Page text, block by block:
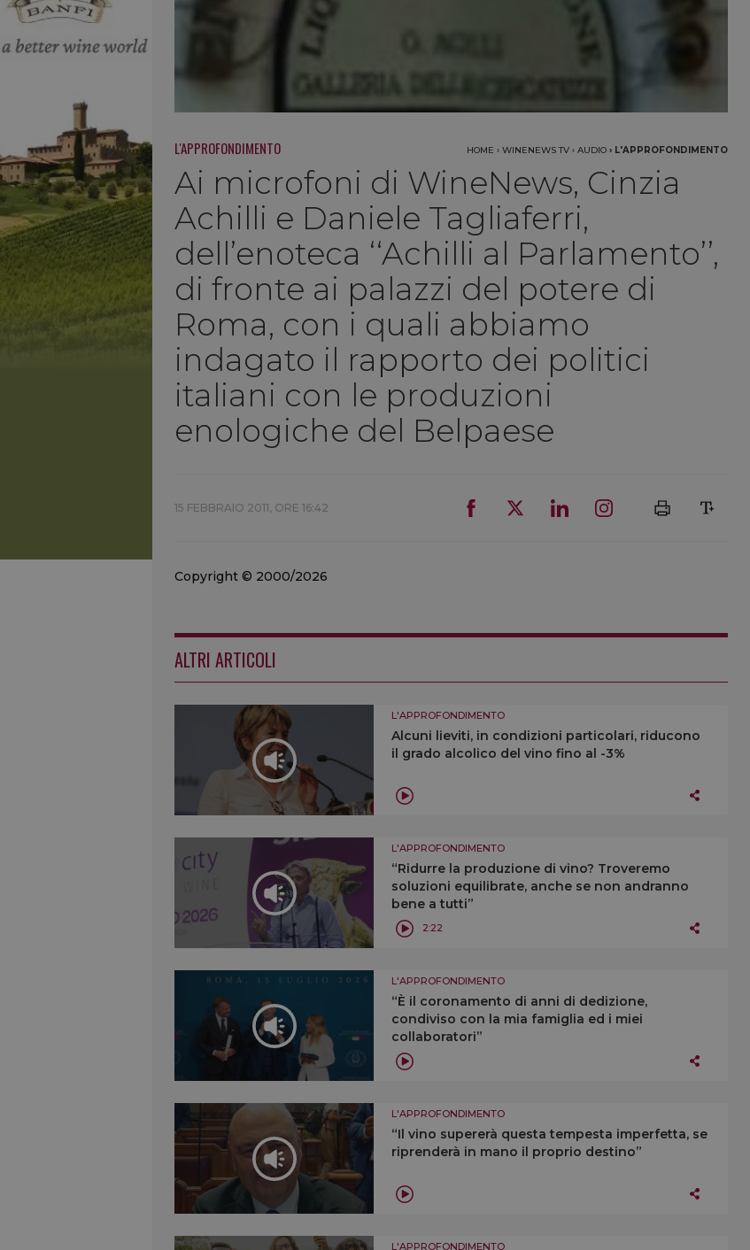
L'APPROFONDIMENTO HOME › WINENEWS TV › AUDIO › L'APPROFONDIMENTO
Ai microfoni di WineNews, Cinzia
Achilli e Daniele Tagliaferri,
dell’enoteca ‘‘Achilli al Parlamento’’,
di fronte ai palazzi del potere di
Roma, con i quali abbiamo
indagato il rapporto dei politici
italiani con le produzioni
enologiche del Belpaese
15 FEBBRAIO 2011, ORE 16:42
Copyright © 2000/2026
ALTRI ARTICOLI
L'APPROFONDIMENTO
Alcuni lieviti, in condizioni particolari, riducono
il grado alcolico del vino fino al -3%
L'APPROFONDIMENTO
“Ridurre la produzione di vino? Troveremo
soluzioni equilibrate, anche se non andranno
bene a tutti”
2:22
L'APPROFONDIMENTO
“È il coronamento di anni di dedizione,
condiviso con la mia famiglia ed i miei
collaboratori”
L'APPROFONDIMENTO
“Il vino supererà questa tempesta imperfetta, se
riprenderà in mano il proprio destino”
L'APPROFONDIMENTO